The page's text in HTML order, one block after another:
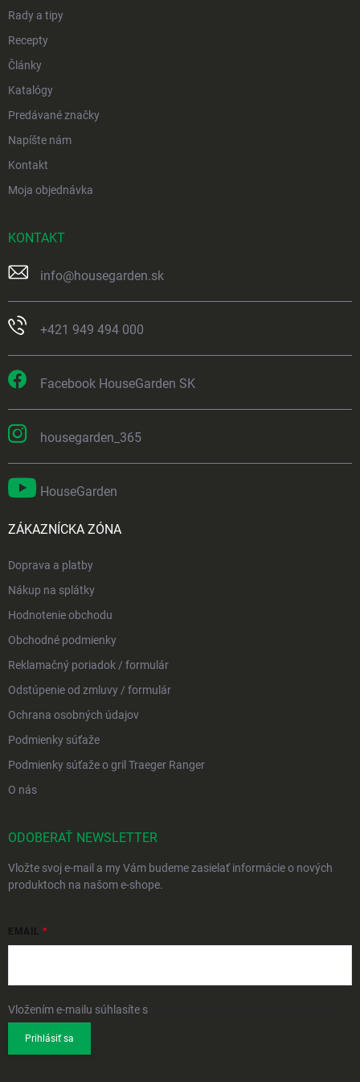
Rady a tipy
Recepty
Články
Katalógy
Predávané značky
Napíšte nám
Kontakt
Moja objednávka
KONTAKT
info@housegarden.sk
+421 949 494 000
Facebook HouseGarden SK
housegarden_365
HouseGarden
ZÁKAZNÍCKA ZÓNA
Doprava a platby
Nákup na splátky
Hodnotenie obchodu
Obchodné podmienky
Reklamačný poriadok / formulár
Odstúpenie od zmluvy / formulár
Ochrana osobných údajov
Podmienky súťaže
Podmienky súťaže o gril Traeger Ranger
O nás
ODOBERAŤ NEWSLETTER
Vložte svoj e-mail a my Vám budeme zasielať informácie o nových
produktoch na našom e-shope.
EMAIL
Vložením e-mailu súhlasíte s
Prihlásiť sa